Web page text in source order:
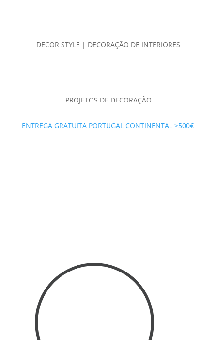
DECOR STYLE | DECORAÇÃO DE INTERIORES
PROJETOS DE DECORAÇÃO
ENTREGA GRATUITA PORTUGAL CONTINENTAL >500€